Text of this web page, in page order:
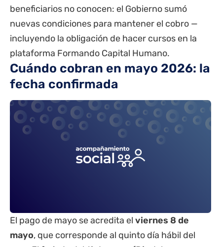
beneficiarios no conocen: el Gobierno sumó
nuevas condiciones para mantener el cobro —
incluyendo la obligación de hacer cursos en la
plataforma Formando Capital Humano.
Cuándo cobran en mayo 2026: la
fecha confirmada
El pago de mayo se acredita el viernes 8 de
mayo, que corresponde al quinto día hábil del